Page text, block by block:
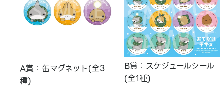
A賞：缶マグネット(全3
種)
B賞：スケジュールシール
(全1種)